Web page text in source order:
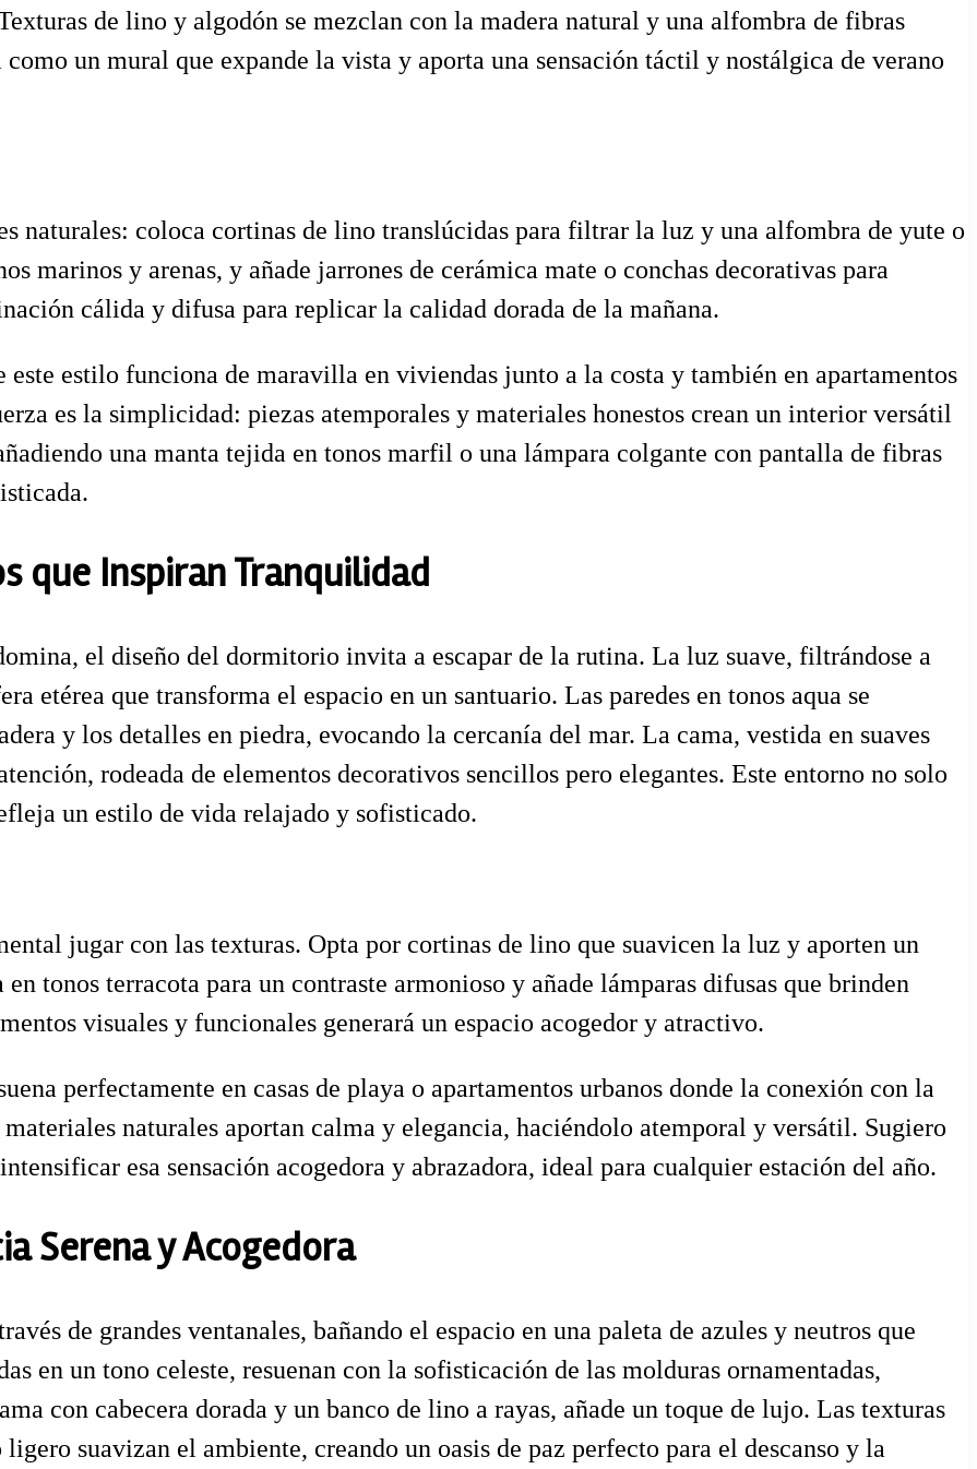
de lino y algodón se mezclan con la madera natural y una alfombra de fibras
un mural que expande la vista y aporta una sensación táctil y nostálgica de verano
naturales: coloca cortinas de lino translúcidas para filtrar la luz y una alfombra de yute o
marinos y arenas, y añade jarrones de cerámica mate o conchas decorativas para
cálida y difusa para replicar la calidad dorada de la mañana.
este estilo funciona de maravilla en viviendas junto a la costa y también en apartamentos
es la simplicidad: piezas atemporales y materiales honestos crean un interior versátil
una manta tejida en tonos marfil o una lámpara colgante con pantalla de fibras
que Inspiran Tranquilidad
el diseño del dormitorio invita a escapar de la rutina. La luz suave, filtrándose a
etérea que transforma el espacio en un santuario. Las paredes en tonos aqua se
y los detalles en piedra, evocando la cercanía del mar. La cama, vestida en suaves
rodeada de elementos decorativos sencillos pero elegantes. Este entorno no solo
un estilo de vida relajado y sofisticado.
jugar con las texturas. Opta por cortinas de lino que suavicen la luz y aporten un
tonos terracota para un contraste armonioso y añade lámparas difusas que brinden
visuales y funcionales generará un espacio acogedor y atractivo.
perfectamente en casas de playa o apartamentos urbanos donde la conexión con la
naturales aportan calma y elegancia, haciéndolo atemporal y versátil. Sugiero
esa sensación acogedora y abrazadora, ideal para cualquier estación del año.
Serena y Acogedora
de grandes ventanales, bañando el espacio en una paleta de azules y neutros que
en un tono celeste, resuenan con la sofisticación de las molduras ornamentadas,
con cabecera dorada y un banco de lino a rayas, añade un toque de lujo. Las texturas
suavizan el ambiente, creando un oasis de paz perfecto para el descanso y la